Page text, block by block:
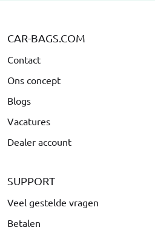
CAR-BAGS.COM
Contact
Ons concept
Blogs
Vacatures
Dealer account
SUPPORT
Veel gestelde vragen
Betalen